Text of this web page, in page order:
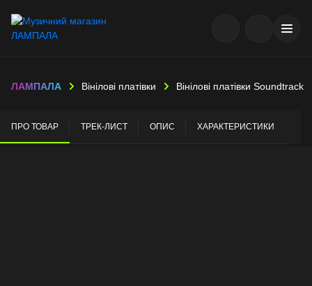
ЛАМПАЛА Вінілові платівки Вінілові платівки Soundtrack
ПРО ТОВАР ТРЕК-ЛИСТ ОПИС ХАРАКТЕРИСТИКИ